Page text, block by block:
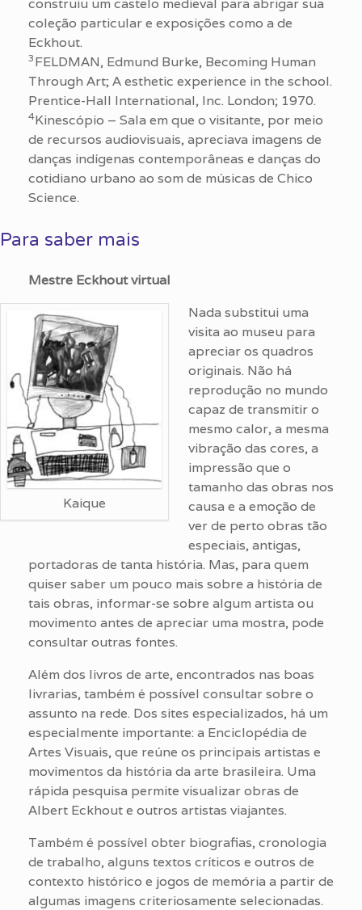
construiu um castelo medieval para abrigar sua
coleção particular e exposições como a de
Eckhout.
3 FELDMAN, Edmund Burke, Becoming Human
Through Art; A esthetic experience in the school.
Prentice-Hall International, Inc. London; 1970.
4Kinescópio – Sala em que o visitante, por meio
de recursos audiovisuais, apreciava imagens de
danças indígenas contemporâneas e danças do
cotidiano urbano ao som de músicas de Chico
Science.
Para saber mais
Mestre Eckhout virtual
Kaique
Nada substitui uma
visita ao museu para
apreciar os quadros
originais. Não há
reprodução no mundo
capaz de transmitir o
mesmo calor, a mesma
vibração das cores, a
impressão que o
tamanho das obras nos
causa e a emoção de
ver de perto obras tão
especiais, antigas,
portadoras de tanta história. Mas, para quem
quiser saber um pouco mais sobre a história de
tais obras, informar-se sobre algum artista ou
movimento antes de apreciar uma mostra, pode
consultar outras fontes.
Além dos livros de arte, encontrados nas boas
livrarias, também é possível consultar sobre o
assunto na rede. Dos sites especializados, há um
especialmente importante: a Enciclopédia de
Artes Visuais, que reúne os principais artistas e
movimentos da história da arte brasileira. Uma
rápida pesquisa permite visualizar obras de
Albert Eckhout e outros artistas viajantes.
Também é possível obter biografias, cronologia
de trabalho, alguns textos críticos e outros de
contexto histórico e jogos de memória a partir de
algumas imagens criteriosamente selecionadas.